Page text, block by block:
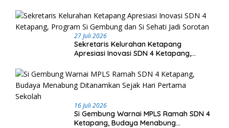
27 Juli 2026
Sekretaris Kelurahan Ketapang
Apresiasi Inovasi SDN 4 Ketapang,
Sorotan
16 Juli 2026
Si Gembung Warnai MPLS Ramah SDN 4
Ketapang, Budaya Menabung